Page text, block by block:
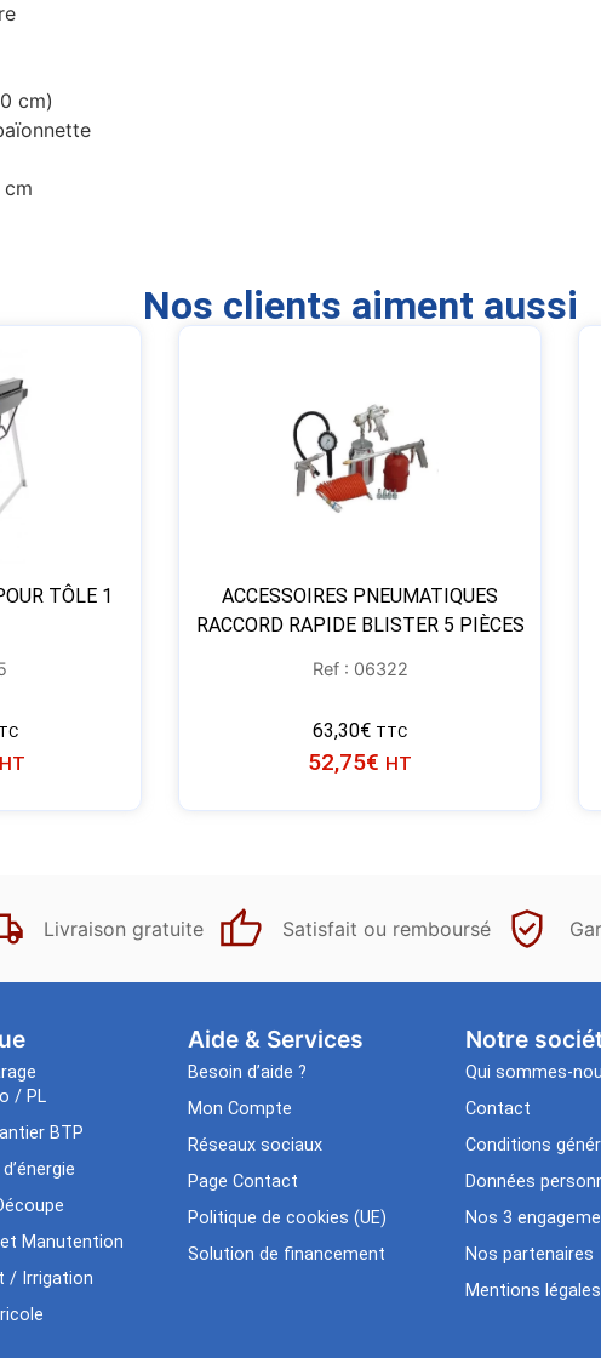
cm)
Nos clients aiment aussi
TÔLE 1
HT
ACCESSOIRES PNEUMATIQUES
RACCORD RAPIDE BLISTER 5 PIÈCES
Ref : 06322
63,30€ TTC
52,75€ HT
Livraison gratuite Satisfait ou remboursé
/ PL
BTP
Manutention
/ Irrigation
Aide & Services​
Besoin d’aide ?
Mon Compte
Réseaux sociaux
Page Contact
Politique de cookies (UE)
Solution de financement
Notre
Qui sommes-
Contact
Conditions
Données
Nos 3
Nos partenaires
Mentions légales